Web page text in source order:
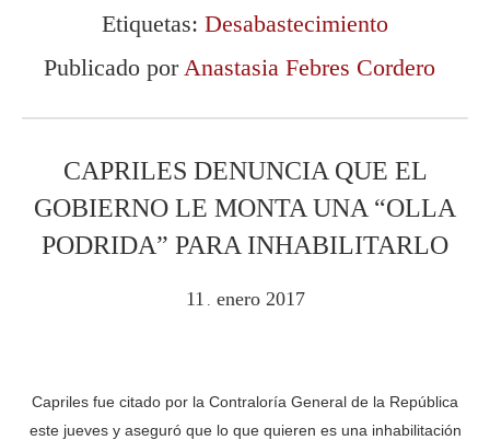
Etiquetas: Desabastecimiento
Publicado porAnastasia Febres Cordero
CAPRILES DENUNCIA QUE EL
GOBIERNO LE MONTA UNA “OLLA
PODRIDA” PARA INHABILITARLO
11 . enero 2017
Capriles fue citado por la Contraloría General de la República
este jueves y aseguró que lo que quieren es una inhabilitación